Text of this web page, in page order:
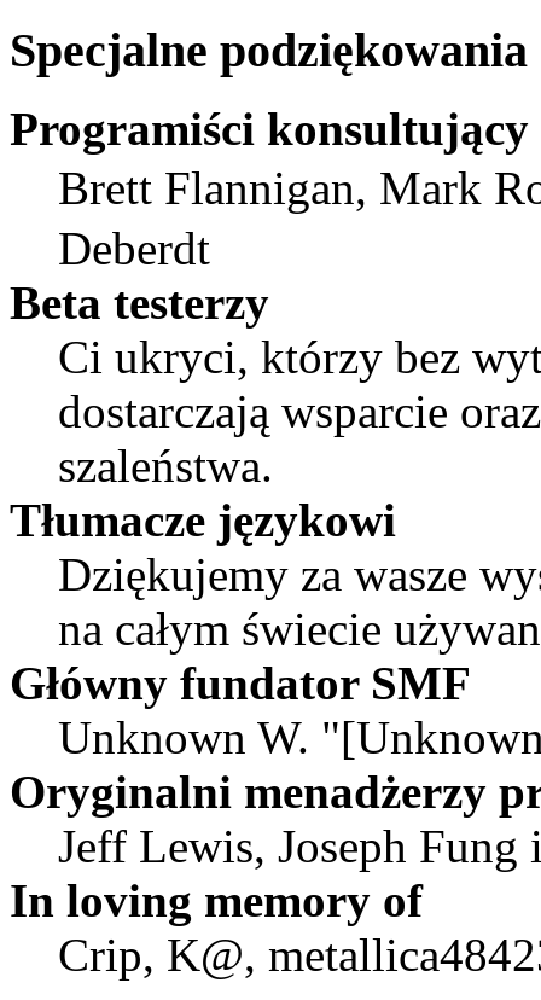
Specjalne podziękowania
Programiści konsultujący
Brett Flannigan, Mark
Deberdt
Beta testerzy
Ci ukryci, którzy bez
dostarczają wsparcie
szaleństwa.
Tłumacze językowi
Dziękujemy za wasze
na całym świecie
Główny fundator SMF
Unknown W.
Oryginalni menadżerzy
Jeff Lewis, Joseph
In loving memory of
Crip, K@,